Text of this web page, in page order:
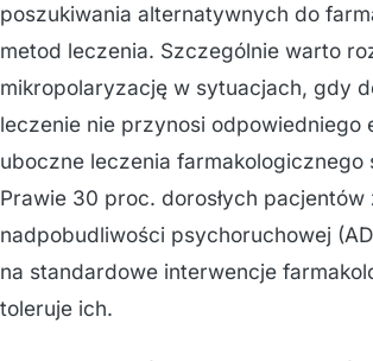
poszukiwania alternatywnych do
metod leczenia. Szczególnie warto
mikropolaryzację w sytuacjach, gdy
leczenie nie przynosi odpowiedniego
uboczne leczenia farmakologicznego
Prawie 30 proc. dorosłych pacjentów
nadpobudliwości psychoruchowej
na standardowe interwencje
toleruje ich.